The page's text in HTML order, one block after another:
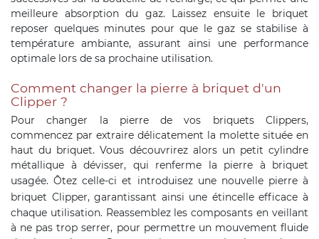
meilleure absorption du gaz. Laissez ensuite le briquet
reposer quelques minutes pour que le gaz se stabilise à
température ambiante, assurant ainsi une performance
optimale lors de sa prochaine utilisation.
Comment changer la pierre à briquet d'un
Clipper ?
Pour changer la pierre de vos briquets Clippers,
commencez par extraire délicatement la molette située en
haut du briquet. Vous découvrirez alors un petit cylindre
métallique à dévisser, qui renferme la pierre à briquet
usagée. Ôtez celle-ci et introduisez une nouvelle pierre à
briquet Clipper, garantissant ainsi une étincelle efficace à
chaque utilisation. Reassemblez les composants en veillant
à ne pas trop serrer, pour permettre un mouvement fluide